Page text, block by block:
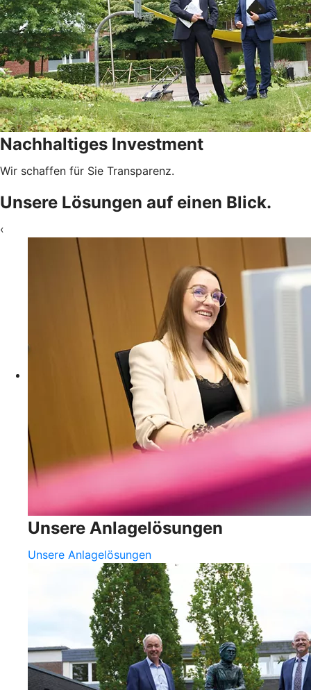
Nachhaltiges Investment
Wir schaffen für Sie Transparenz.
Unsere Lösungen auf einen Blick.
‹
Unsere Anlagelösungen
Unsere Anlagelösungen